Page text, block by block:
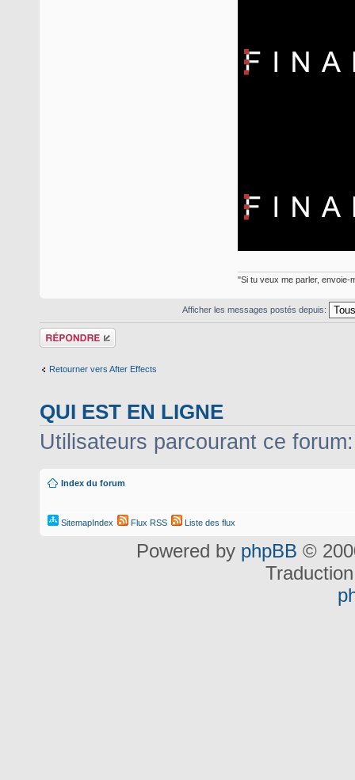
"Si tu veux me parler, envoie-
Afficher les messages postés depuis:
Répondre
Retourner vers After Effects
QUI EST EN LIGNE
Utilisateurs parcourant ce
Index du forum
SitemapIndex Flux RSS Liste des flux
Powered by phpBB ©